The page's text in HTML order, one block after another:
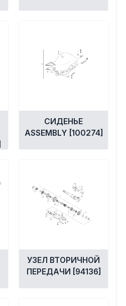
СИДЕНЬЕ
ASSEMBLY [100274]
УЗЕЛ ВТОРИЧНОЙ
ПЕРЕДАЧИ [94136]